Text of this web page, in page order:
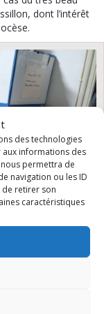
des technologies
informations des
permettra de
navigation ou les ID
de retirer son
caractéristiques
dont l’intérêt